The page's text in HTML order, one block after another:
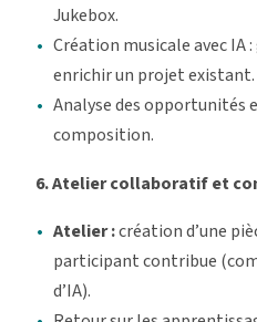
Jukebox.
Création musicale avec IA
enrichir un projet existant.
Analyse des opportunités
composition.
6. Atelier collaboratif et
Atelier :création d’une
participant contribue
d’IA).